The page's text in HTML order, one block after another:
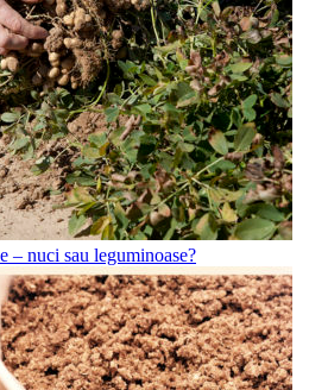
– nuci sau leguminoase?